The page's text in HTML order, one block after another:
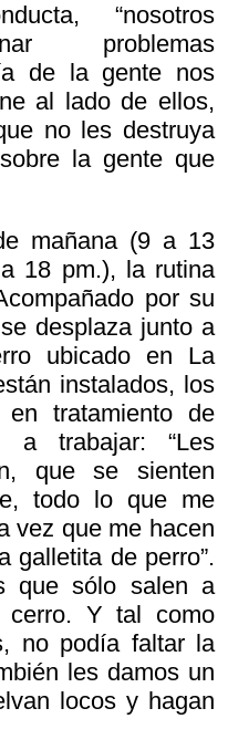
“nosotros
problemas
de la gente nos
al lado de ellos,
no les destruya
la gente que
mañana (9 a 13
18 pm.), la rutina
por su
desplaza junto a
ubicado en La
instalados, los
en tratamiento de
a trabajar: “Les
que se sienten
todo lo que me
vez que me hacen
galletita de perro”.
que sólo salen a
cerro. Y tal como
no podía faltar la
les damos un
locos y hagan